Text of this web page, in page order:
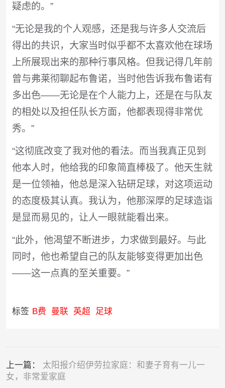
疑虑的。”
“无论是我的个人观感，还是我与许多人交流后
得出的共识，大家当时似乎都不太喜欢他在球场
上所展现出来的那种行事风格。但我记得几年前
曾与弗莱彻聊起布鲁诺，当时他告诉我布鲁诺有
多出色——无论是在个人能力上，还是在与队友
的相处以及担任队长方面，他都表现得非常优
秀。”
“这彻底改变了我对他的看法。而当我真正见到
他本人时，他给我的印象简直棒极了。他天生就
是一位领袖，他总是深入钻研足球，对这项运动
的态度极其认真。我认为，他那深厚的足球造诣
是显而易见的，让人一眼就能看出来。
“此外，他渴望不断进步，力求做到最好。与此
同时，他也希望自己的队友能够变得更加出色
——这一点真的至关重要。”
标签 B费 曼联 英超 足球
上一篇： 太阳报介绍伊劳拉家庭：和妻子育有一儿一
女，非常爱家庭